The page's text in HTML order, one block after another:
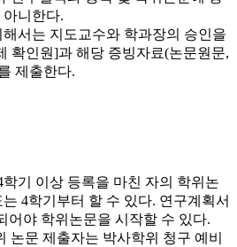
니한다.
서는 지도교수와 학과장의 승인을
확인원]과 해당 증빙자료(논문원문,
제출한다.
기 이상 등록을 마친 자의 학위논
4학기부터 할 수 있다. 연구계획서
어야 학위논문을 시작할 수 있다.
논문 제출자는 박사학위 청구 예비